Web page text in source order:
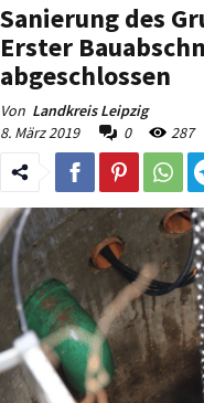
Sanierung des
Erster
abgeschlossen
Von Landkreis Leipzig
8. März 2019
0 287